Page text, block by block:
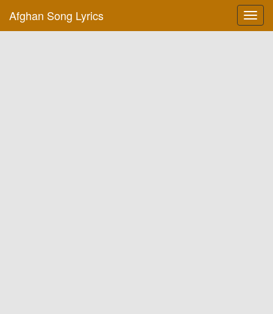
Afghan Song Lyrics